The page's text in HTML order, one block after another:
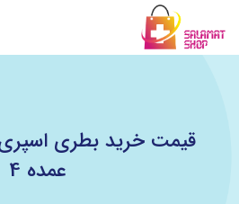
قیمت خرید بطری
عمده 4